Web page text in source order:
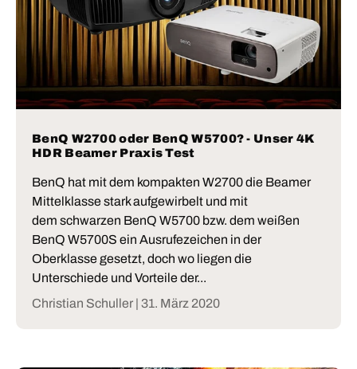
BenQ W2700 oder BenQ W5700? - Unser 4K
HDR Beamer Praxis Test
BenQ hat mit dem kompakten W2700 die Beamer
Mittelklasse stark aufgewirbelt und mit
dem schwarzen BenQ W5700 bzw. dem weißen
BenQ W5700S ein Ausrufezeichen in der
Oberklasse gesetzt, doch wo liegen die
Unterschiede und Vorteile der...
Christian Schuller | 31. März 2020